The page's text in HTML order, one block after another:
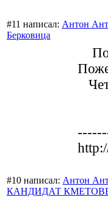
#11 написал: Антон
Берковица
#10 написал: Антон
КАНДИДАТ